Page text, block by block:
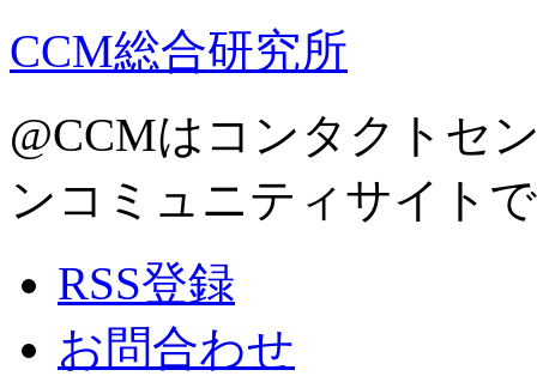
CCM総合研究所
@CCMはコンタクトセ
ンコミュニティサイト
RSS登録
お問合わせ